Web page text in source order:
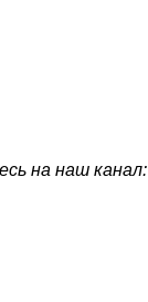
на наш канал: